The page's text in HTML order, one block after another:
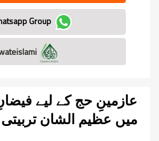
Join Whatsapp Group
عازمینِ حج کے لیے
میں عظیم الشان تربیتی